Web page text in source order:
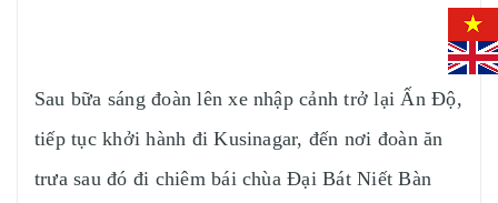
Sau bữa sáng đoàn lên xe nhập cảnh trở lại Ấn Độ,
tiếp tục khởi hành đi Kusinagar, đến nơi đoàn ăn
trưa sau đó đi chiêm bái chùa Đại Bát Niết Bàn